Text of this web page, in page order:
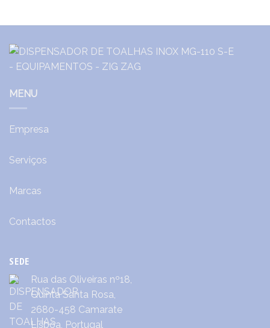
MENU
Empresa
Serviços
Marcas
Contactos
SEDE
Rua das Oliveiras nº18,
Quinta Santa Rosa,
2680-458 Camarate
Lisboa, Portugal